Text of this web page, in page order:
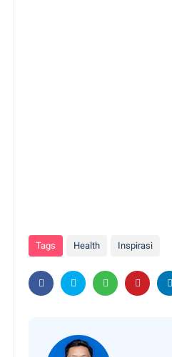
Tags Health Inspirasi